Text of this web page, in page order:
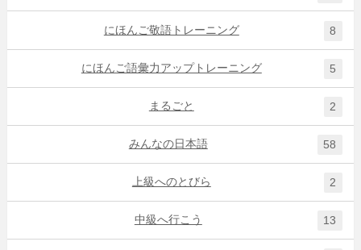
にほんご敬語トレーニング 8
にほんご語彙力アップトレーニング 5
まるごと 2
みんなの日本語 58
上級へのとびら 2
中級へ行こう 13